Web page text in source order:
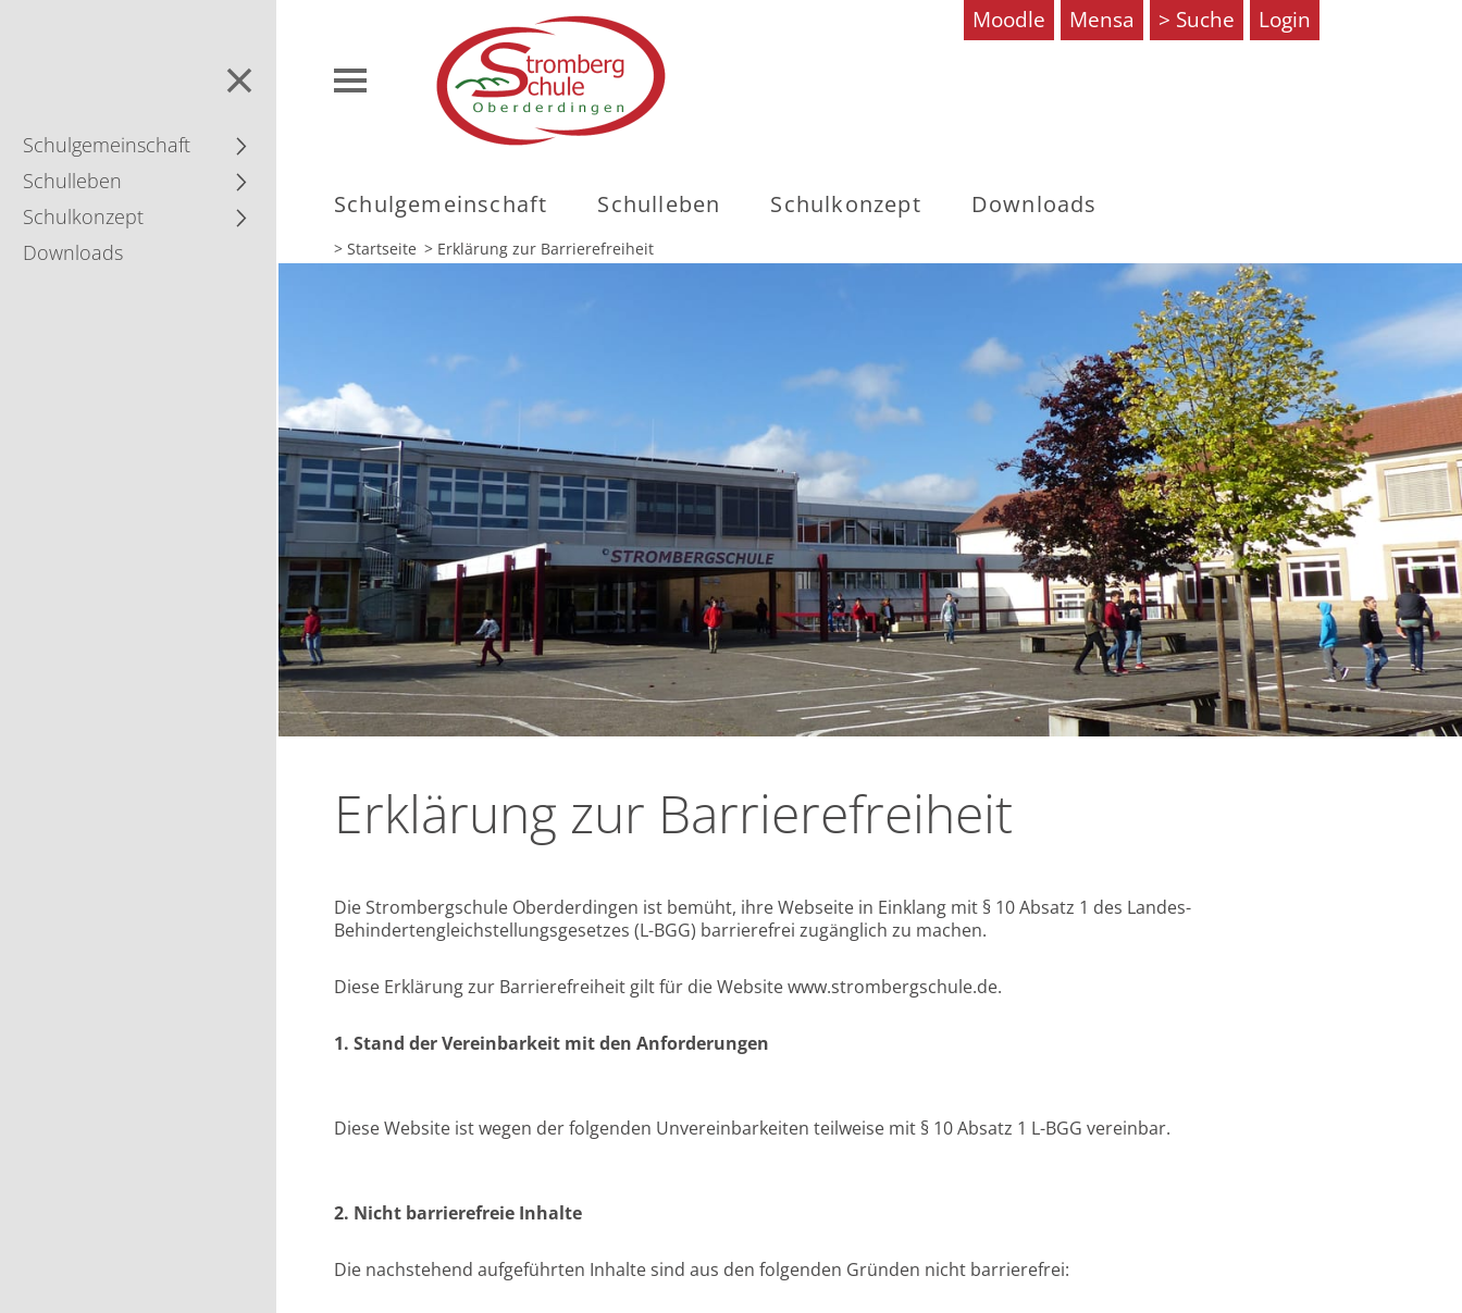
Moodle Mensa Suche Login
Schul­gemein­schaft Schulleben Schulkonzept Downloads
> Startseite > Erklärung zur Barrierefreiheit
Erklärung zur Barrierefreiheit
Die Strombergschule Oberderdingen ist bemüht, ihre Webseite in Einklang mit § 10 Absatz 1 des Landes-
Behindertengleichstellungsgesetzes (L-BGG) barrierefrei zugänglich zu machen.
Diese Erklärung zur Barrierefreiheit gilt für die Website www.strombergschule.de.
1. Stand der Vereinbarkeit mit den Anforderungen
Diese Website ist wegen der folgenden Unvereinbarkeiten teilweise mit § 10 Absatz 1 L-BGG vereinbar.
2. Nicht barrierefreie Inhalte
Die nachstehend aufgeführten Inhalte sind aus den folgenden Gründen nicht barrierefrei:
Schul­gemein­schaft
Schulleben
Schulkonzept
Downloads